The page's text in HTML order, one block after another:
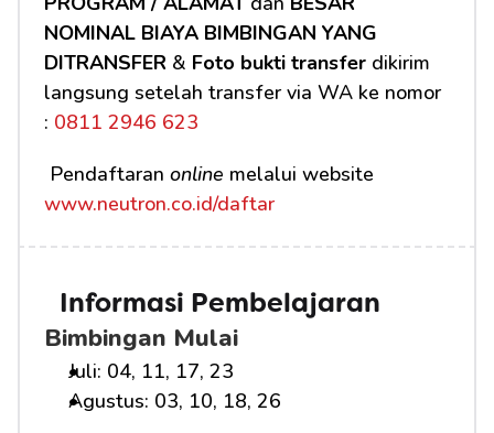
NOMINAL BIAYA BIMBINGAN YANG
DITRANSFER & Foto bukti transfer dikirim
langsung setelah transfer via WA ke nomor
: 0811 2946 623
Pendaftaran online
www.neutron.co.id/daftar
Informasi Pembelajaran
Bimbingan Mulai
Juli: 04, 11, 17, 23
Agustus: 03, 10, 18, 26